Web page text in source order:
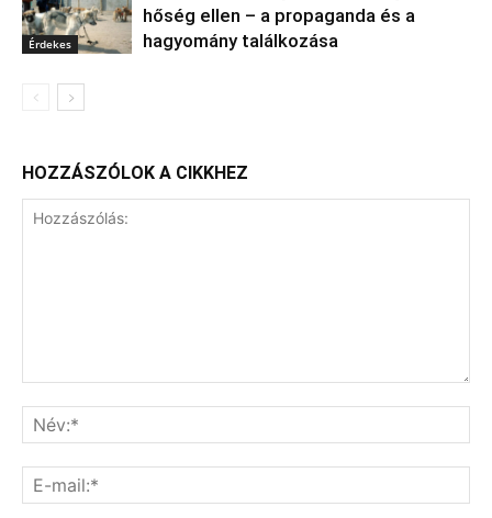
Érdekes
hőség ellen – a propaganda és a
hagyomány találkozása
HOZZÁSZÓLOK A CIKKHEZ